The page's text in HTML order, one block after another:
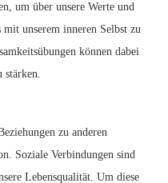
um über unsere Werte und
mit unserem inneren Selbst zu
können dabei
stärken.
zu anderen
Soziale Verbindungen sind
Lebensqualität. Um diese